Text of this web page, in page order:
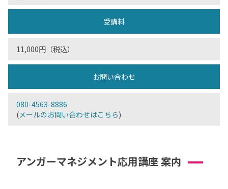
受講料
11,000円（税込）
お問い合わせ
080-4563-8886
(メールのお問い合わせはこちら)
アンガーマネジメント応用講座 案内